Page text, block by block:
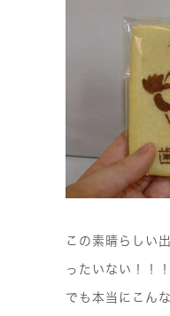
この素晴らしい
ったいない！！！
でも本当にこん